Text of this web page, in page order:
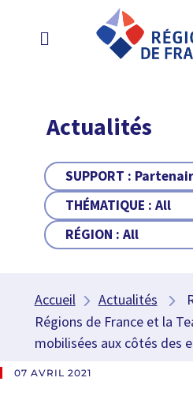
Actualités
SUPPORT :
THÉMATIQUE :All
RÉGION :All
Accueil Actualités
Régions de France et la
mobilisées aux côtés des
07 AVRIL 2021